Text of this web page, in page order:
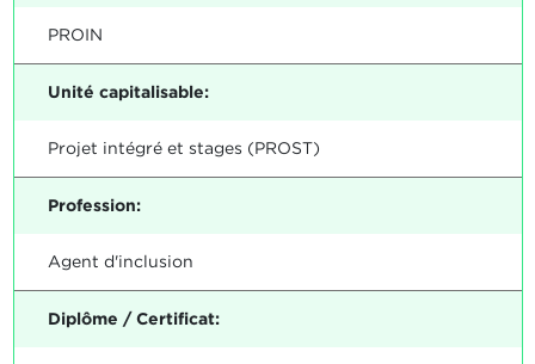
PROIN
Unité capitalisable:
Projet intégré et stages (PROST)
Profession:
Agent d'inclusion
Diplôme / Certificat: